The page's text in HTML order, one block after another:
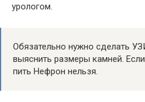
урологом.
Обязательно нужно сделать
выяснить размеры камней.
пить Нефрон нельзя.